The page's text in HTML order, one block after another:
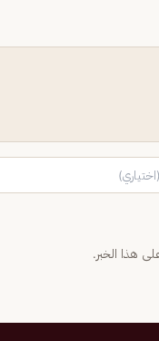
هذا الخبر.